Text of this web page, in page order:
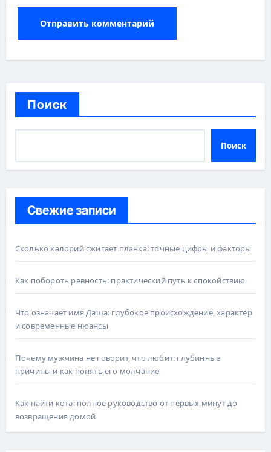
Поиск
Поиск
Свежие записи
Сколько калорий сжигает планка: точные цифры и факторы
Как побороть ревность: практический путь к спокойствию
Что означает имя Даша: глубокое происхождение, характер
и современные нюансы
Почему мужчина не говорит, что любит: глубинные
причины и как понять его молчание
Как найти кота: полное руководство от первых минут до
возвращения домой